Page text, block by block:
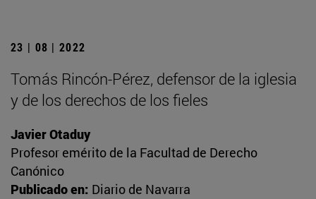
23 | 08 | 2022
Tomás Rincón-Pérez, defensor de la iglesia
y de los derechos de los fieles
Javier Otaduy
Profesor emérito de la Facultad de Derecho
Canónico
Publicado en: Diario de Navarra